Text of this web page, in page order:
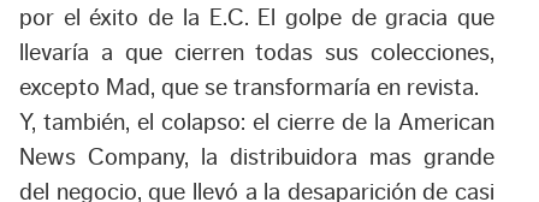
por el éxito de la E.C. El golpe de gracia que
llevaría a que cierren todas sus colecciones,
excepto Mad, que se transformaría en revista.
Y, también, el colapso: el cierre de la American
News Company, la distribuidora mas grande
del negocio, que llevó a la desaparición de casi